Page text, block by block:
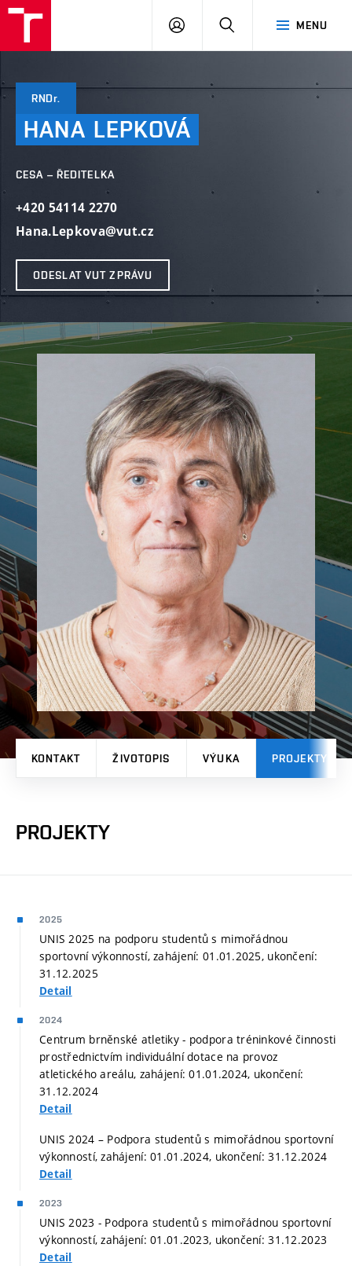
MENU
PŘIHLÁSIT
RNDr.
HANA LEPKOVÁ
CESA – ŘEDITELKA
+420 54114 2270
Hana.Lepkova@vut.cz
ODESLAT VUT ZPRÁVU
KONTAKT ŽIVOTOPIS VÝUKA PROJEKTY
PROJEKTY
2025
UNIS 2025 na podporu studentů s mimořádnou
sportovní výkonností, zahájení: 01.01.2025, ukončení:
31.12.2025
Detail
2024
Centrum brněnské atletiky - podpora tréninkové činnosti
prostřednictvím individuální dotace na provoz
atletického areálu, zahájení: 01.01.2024, ukončení:
31.12.2024
Detail
UNIS 2024 – Podpora studentů s mimořádnou sportovní
výkonností, zahájení: 01.01.2024, ukončení: 31.12.2024
Detail
2023
UNIS 2023 - Podpora studentů s mimořádnou sportovní
výkonností, zahájení: 01.01.2023, ukončení: 31.12.2023
Detail